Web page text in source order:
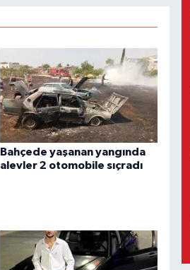
Bahçede yaşanan yangında
alevler 2 otomobile sıçradı